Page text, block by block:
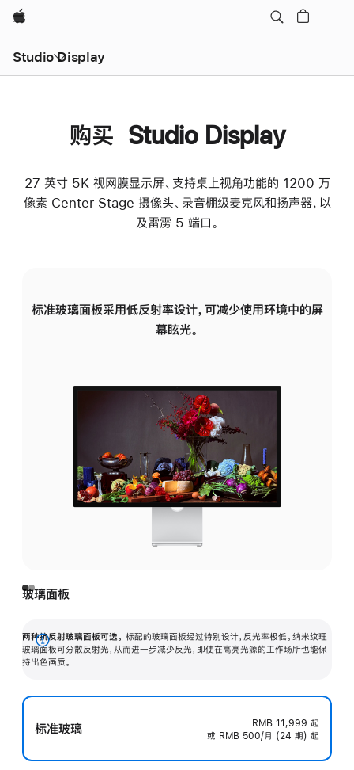
Apple
Studio Display
购买 Studio Display
27 英寸 5K 视网膜显示屏、支持桌上视角功能的 1200 万
像素 Center Stage 摄像头、录音棚级麦克风和扬声器，以
及雷雳 5 端口。
标准玻璃面板采用低反射率设计，可减少使用环境中的屏
幕眩光。
玻璃面板
两种抗反射玻璃面板可选。 标配的玻璃面板经过特别设计，反光率极低。纳米纹理
玻璃面板可分散反射光，从而进一步减少反光，即使在高亮光源的工作场所也能保
持出色画质。
展
开
标准玻璃 RMB 11,999 起
或 RMB 500/月 (24 期) 起